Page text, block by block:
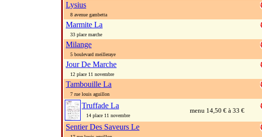
Lysius
8 avenue gambetta
Marmite La
33 place marche
Milange
5 boulevard meilleraye
Jour De Marche
12 place 11 novembre
Tambouille La
7 rue louis aguillon
Truffade La
14 place 11 novembre
menu 14,50 € à 33 €
Sentier Des Saveurs Le